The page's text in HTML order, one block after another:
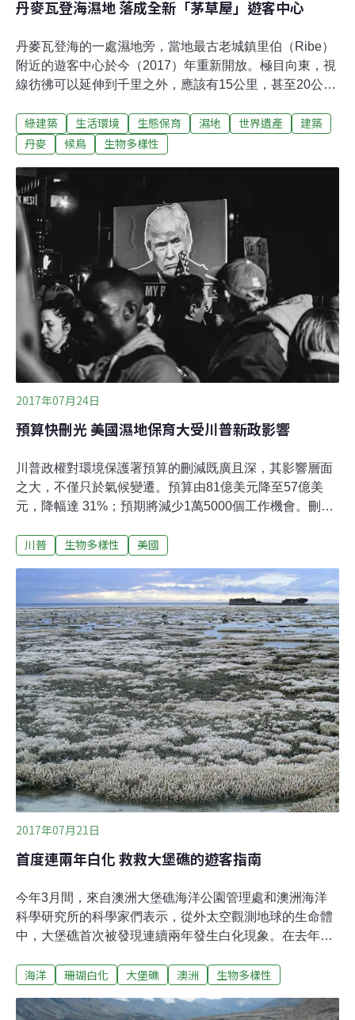
丹麥瓦登海濕地 落成全新「茅草屋」遊客中心
丹麥瓦登海的一處濕地旁，當地最古老城鎮里伯（Ribe）
附近的遊客中心於今（2017）年重新開放。極目向東，視
線彷彿可以延伸到千里之外，應該有15公里，甚至20公里
澤地，平坦沙地間穿插小溪蜿蜒注入下游幾公里外的北
海。丹麥境內幾乎沒有山丘地可言，日德蘭半島
（Wadden）是歐洲最長的連續濕地群，也是全世界之
最，其範圍由荷蘭北部穿越德國北海岸，往北經過埃斯比
約市（Esbjerg）來到丹麥西海岸。位於丹麥的部分——包
括一望無際的泥灘、隨潮汐漲退的蜿蜒溪流，以及一哩又
一哩的軟質沙灘——經2008年規劃成丹麥最大的國家公
園，後於2014年由聯合國教科文組織列為世界遺產。千年
傳統 全新感受這座丹麥最古老城鎮里伯（Ribe）旁的遊客
中心「Wadden Sea Centre（丹麥語：Vadehavscentr
綠建築 生活環境 生態保育 濕地 世界遺產
建築
丹麥
候鳥 生物多樣性
2017年07月24日
預算快刪光 美國濕地保育大受川普新政影響
川普政權對環境保護署預算的刪減既廣且深，其影響層面
之大，不僅只於氣候變遷。預算由81億美元降至57億美
元，降幅達 31%；預期將減少1萬5000個工作機會。刪減
政與環境委員會的穆爾科夫斯基參議員來自阿拉斯加，她
據紐約時報的整理，川普政府刪減環保署預算可能對自來
水、汽車及燃料標準、輻射防護、化學物質管理等安全衛
生相關作業造成影響，更降低了超級基金預防減輕污染災
情的成效，甚至影響公權力的執行。對濕地的影響主要發
生在地理分區計畫與非點源污染[註一]防治補助計畫兩方
面。美國環保署對所有地區性的清理補助計畫一視同仁
——一律刪到沒剩幾塊錢。包括切薩皮克灣、墨西哥灣、
香普蘭湖、長島海灣、普吉特海灣、舊金山灣、南佛羅里
達，還有五大湖區。
川普 生物多樣性 美國
2017年07月21日
首度連兩年白化 救救大堡礁的遊客指南
今年3月間，來自澳洲大堡礁海洋公園管理處和澳洲海洋
科學研究所的科學家們表示，從外太空觀測地球的生命體
中，大堡礁首次被發現連續兩年發生白化現象。在去年
有人造訪的1/3。由於大堡礁的形狀及面積大致上和義大利
洛米蒂山脈、杜林及所有義大利湖泊都遭到了破壞。在
海洋 珊瑚白化 大堡礁 澳洲 生物多樣性